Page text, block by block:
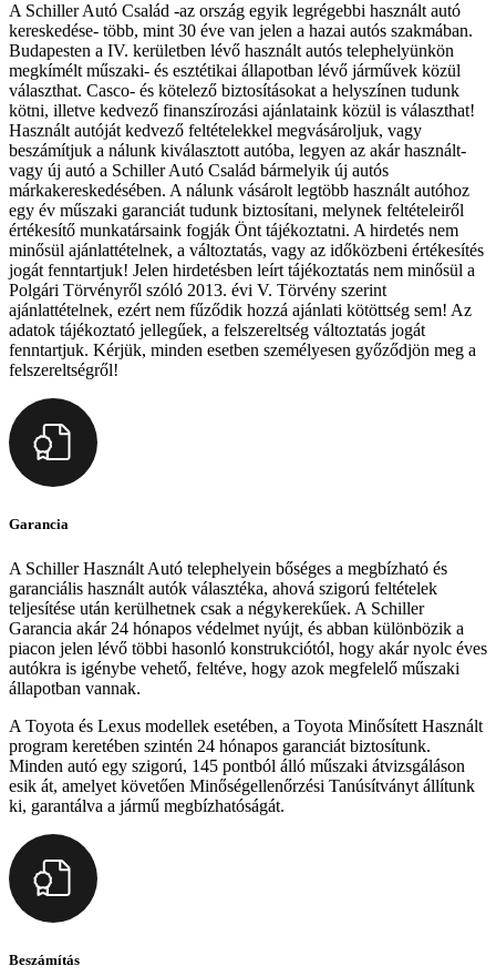
A Schiller Autó Család -az ország egyik legrégebbi használt autó
kereskedése- több, mint 30 éve van jelen a hazai autós szakmában.
Budapesten a IV. kerületben lévő használt autós telephelyünkön
megkímélt műszaki- és esztétikai állapotban lévő járművek közül
választhat. Casco- és kötelező biztosításokat a helyszínen tudunk
kötni, illetve kedvező finanszírozási ajánlataink közül is választhat!
Használt autóját kedvező feltételekkel megvásároljuk, vagy
beszámítjuk a nálunk kiválasztott autóba, legyen az akár használt-
vagy új autó a Schiller Autó Család bármelyik új autós
márkakereskedésében. A nálunk vásárolt legtöbb használt autóhoz
egy év műszaki garanciát tudunk biztosítani, melynek feltételeiről
értékesítő munkatársaink fogják Önt tájékoztatni. A hirdetés nem
minősül ajánlattételnek, a változtatás, vagy az időközbeni értékesítés
jogát fenntartjuk! Jelen hirdetésben leírt tájékoztatás nem minősül a
Polgári Törvényről szóló 2013. évi V. Törvény szerint
ajánlattételnek, ezért nem fűződik hozzá ajánlati kötöttség sem! Az
adatok tájékoztató jellegűek, a felszereltség változtatás jogát
fenntartjuk. Kérjük, minden esetben személyesen győződjön meg a
felszereltségről!
Garancia
A Schiller Használt Autó telephelyein bőséges a megbízható és
garanciális használt autók választéka, ahová szigorú feltételek
teljesítése után kerülhetnek csak a négykerekűek. A Schiller
Garancia akár 24 hónapos védelmet nyújt, és abban különbözik a
piacon jelen lévő többi hasonló konstrukciótól, hogy akár nyolc éves
autókra is igénybe vehető, feltéve, hogy azok megfelelő műszaki
állapotban vannak.
A Toyota és Lexus modellek esetében, a Toyota Minősített Használt
program keretében szintén 24 hónapos garanciát biztosítunk.
Minden autó egy szigorú, 145 pontból álló műszaki átvizsgáláson
esik át, amelyet követően Minőségellenőrzési Tanúsítványt állítunk
ki, garantálva a jármű megbízhatóságát.
Beszámítás